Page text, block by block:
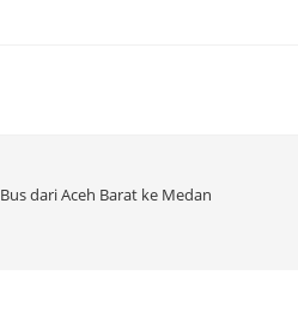
Bus dari Aceh Barat ke Medan